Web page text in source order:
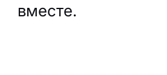
вместе.